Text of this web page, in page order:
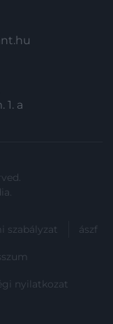
1. a
.
szabályzat ászf
nyilatkozat